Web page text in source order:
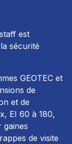
est
sécurité
GEOTEC et
de
et de
EI 60 à 180,
gaines
de visite